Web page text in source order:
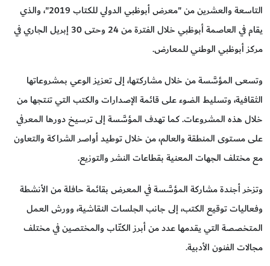
التاسعة والعشرين من "معرض أبوظبي الدولي للكتاب 2019"، والذي
يقام في العاصمة أبوظبي خلال الفترة من 24 وحتى 30 إبريل الجاري في
مركز أبوظبي الوطني للمعارض.
وتسعى المؤسَّسة من خلال مشاركتها، إلى تعزيز الوعي بمشروعاتها
الثقافية، وتسليط الضوء على قائمة الإصدارات والكتب التي تنتجها من
خلال هذه المشروعات. كما تهدف المؤسَّسة إلى ترسيخ دورها المعرفي
على مستوى المنطقة والعالم، من خلال توطيد أواصر الشراكة والتعاون
مع مختلف الجهات المعنية بقطاعات النشر والتوزيع.
وتزخر أجندة مشاركة المؤسَّسة في المعرض بقائمة حافلة من الأنشطة
وفعاليات توقيع الكتب، إلى جانب الجلسات النقاشية، وورش العمل
المتخصصة التي يقدمها عدد من أبرز الكتّاب والمختصين في مختلف
مجالات الفنون الأدبية.